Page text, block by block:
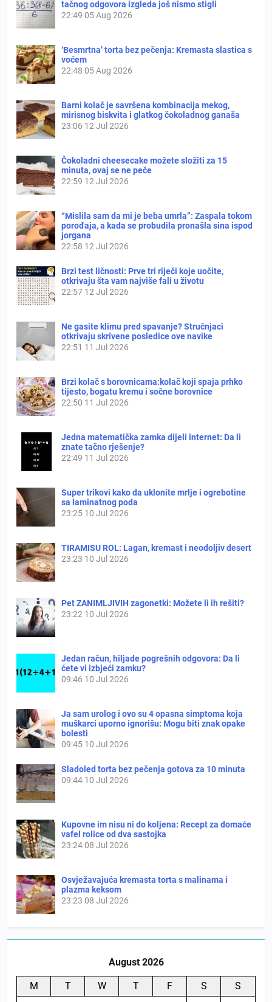
tačnog odgovora izgleda još nismo stigli
22:49 05 Aug 2026
‘Besmrtna’ torta bez pečenja: Kremasta slastica s
voćem
22:48 05 Aug 2026
Barni kolač je savršena kombinacija mekog,
mirisnog biskvita i glatkog čokoladnog ganaša
23:06 12 Jul 2026
Čokoladni cheesecake možete složiti za 15
minuta, ovaj se ne peče
22:59 12 Jul 2026
“Mislila sam da mi je beba umrla”: Zaspala tokom
porođaja, a kada se probudila pronašla sina ispod
jorgana
22:58 12 Jul 2026
Brzi test ličnosti: Prve tri riječi koje uočite,
otkrivaju šta vam najviše fali u životu
22:57 12 Jul 2026
Ne gasite klimu pred spavanje? Stručnjaci
otkrivaju skrivene posledice ove navike
22:51 11 Jul 2026
Brzi kolač s borovnicama:kolač koji spaja prhko
tijesto, bogatu kremu i sočne borovnice
22:50 11 Jul 2026
Jedna matematička zamka dijeli internet: Da li
znate tačno rješenje?
22:49 11 Jul 2026
Super trikovi kako da uklonite mrlje i ogrebotine
sa laminatnog poda
23:25 10 Jul 2026
TIRAMISU ROL: Lagan, kremast i neodoljiv desert
23:23 10 Jul 2026
Pet ZANIMLJIVIH zagonetki: Možete li ih rešiti?
23:22 10 Jul 2026
Jedan račun, hiljade pogrešnih odgovora: Da li
ćete vi izbjeći zamku?
09:46 10 Jul 2026
Ja sam urolog i ovo su 4 opasna simptoma koja
muškarci uporno ignorišu: Mogu biti znak opake
bolesti
09:45 10 Jul 2026
Sladoled torta bez pečenja gotova za 10 minuta
09:44 10 Jul 2026
Kupovne im nisu ni do koljena: Recept za domaće
vafel rolice od dva sastojka
23:2408 Jul 2026
Osvježavajuća kremasta torta s malinama i
plazma keksom
23:23 08 Jul 2026
August 2026
M T W T F S
S